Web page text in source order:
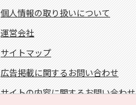
個人情報の取り扱いについて
運営会社
サイトマップ
広告掲載に関するお問い合わせ
サイトの内容に関するお問い合わせ